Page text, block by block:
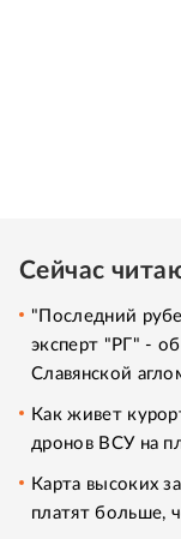
Сейчас
"Последний
эксперт "РГ" -
Славянской
Как живет
дронов ВСУ на
Карта высоких
платят больше,